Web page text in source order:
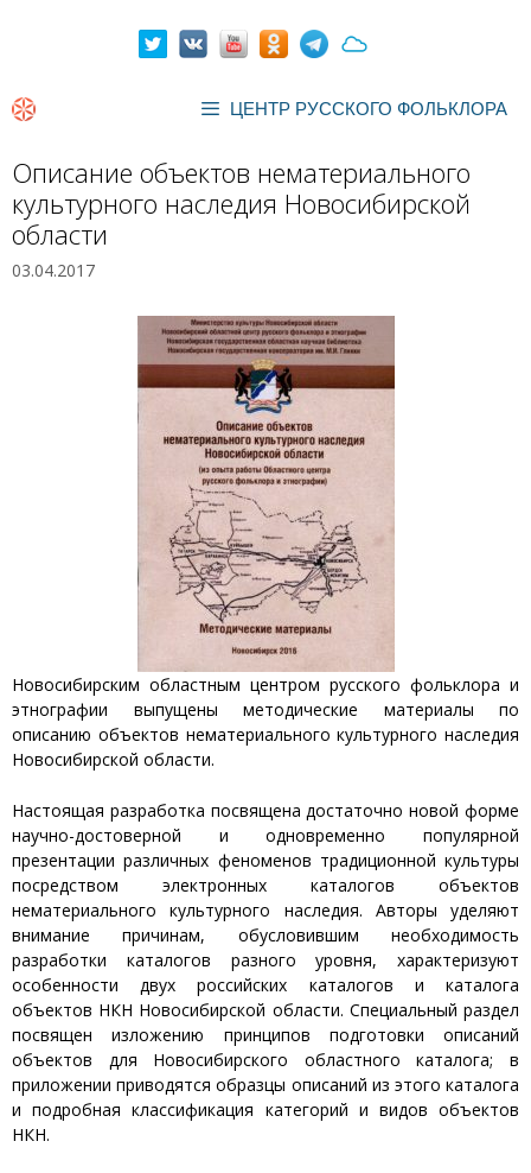
ЦЕНТР РУССКОГО ФОЛЬКЛОРА
Описание объектов нематериального
культурного наследия Новосибирской
области
03.04.2017
Новосибирским областным центром русского фольклора и
этнографии выпущены методические материалы по
описанию объектов нематериального культурного наследия
Новосибирской области.
Настоящая разработка посвящена достаточно новой форме
научно-достоверной и одновременно популярной
презентации различных феноменов традиционной культуры
посредством электронных каталогов объектов
нематериального культурного наследия. Авторы уделяют
внимание причинам, обусловившим необходимость
разработки каталогов разного уровня, характеризуют
особенности двух российских каталогов и каталога
объектов НКН Новосибирской области. Специальный раздел
посвящен изложению принципов подготовки описаний
объектов для Новосибирского областного каталога; в
приложении приводятся образцы описаний из этого каталога
и подробная классификация категорий и видов объектов
НКН.